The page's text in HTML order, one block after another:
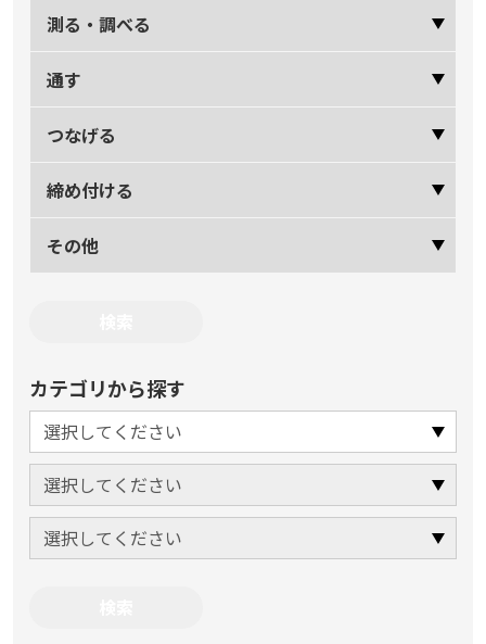
測る・調べる
通す
つなげる
締め付ける
その他
カテゴリから探す